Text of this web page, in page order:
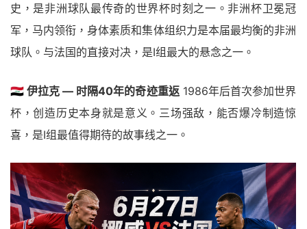
史，是非洲球队最传奇的世界杯时刻之一。非洲杯卫冕冠
军，马内领衔，身体素质和集体组织力是本届最均衡的非洲
球队。与法国的直接对决，是I组最大的悬念之一。
🇮🇶 伊拉克 — 时隔40年的奇迹重返1986年后首次参加世界
杯，创造历史本身就是意义。三场强敌，能否爆冷制造惊
喜，是I组最值得期待的故事线之一。